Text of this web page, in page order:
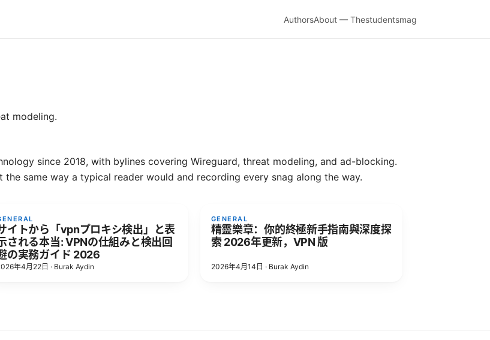
AuthorsAbout — Thestudentsmag
modeling.
since 2018, with bylines covering Wireguard, threat modeling, and ad-blocking.
same way a typical reader would and recording every snag along the way.
イトから「vpnプロキシ検出」と表
される本当: VPNの仕組みと検出回
の実務ガイド 2026
年4月22日 · Burak Aydin
GENERAL
精靈樂章：你的終極新手指南與深度探
索 2026年更新，VPN 版
2026年4月14日 · Burak Aydin